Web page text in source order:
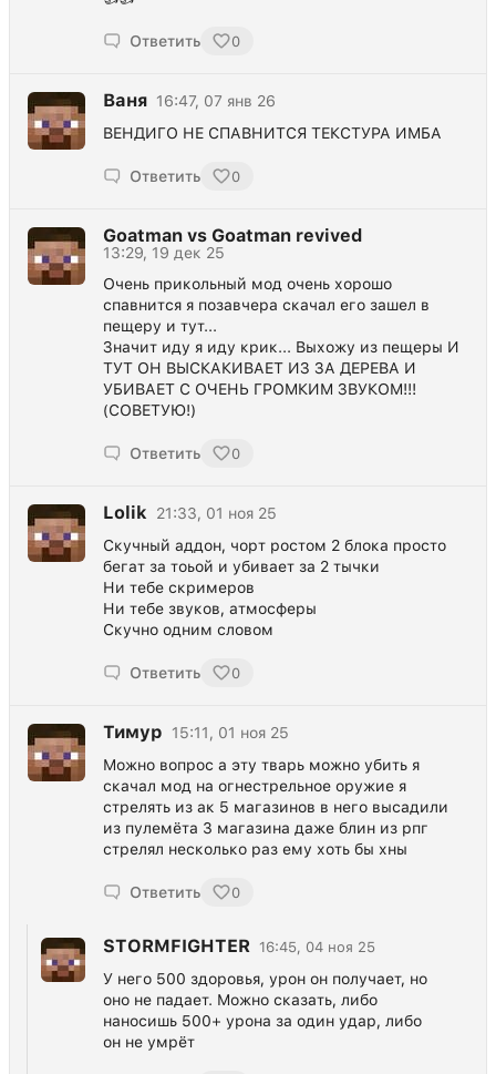
Ответить 0
Ваня 16:47, 07 янв 26
ВЕНДИГО НЕ СПАВНИТСЯ ТЕКСТУРА ИМБА
Ответить 0
Goatman vs Goatman revived
13:29, 19 дек 25
Очень прикольный мод очень хорошо
спавнится я позавчера скачал его зашел в
пещеру и тут...
Значит иду я иду крик... Выхожу из пещеры И
ТУТ ОН ВЫСКАКИВАЕТ ИЗ ЗА ДЕРЕВА И
УБИВАЕТ С ОЧЕНЬ ГРОМКИМ ЗВУКОМ!!!
(СОВЕТУЮ!)
Ответить 0
Lolik
21:33, 01 ноя 25
Скучный аддон, чорт ростом 2 блока просто
бегат за тоьой и убивает за 2 тычки
Ни тебе скримеров
Ни тебе звуков, атмосферы
Скучно одним словом
Ответить 0
Тимур
15:11, 01 ноя 25
Можно вопрос а эту тварь можно убить я
скачал мод на огнестрельное оружие я
стрелять из ак 5 магазинов в него высадили
из пулемёта 3 магазина даже блин из рпг
стрелял несколько раз ему хоть бы хны
Ответить 0
STORMFIGHTER 16:45, 04 ноя 25
У него 500 здоровья, урон он получает, но
оно не падает. Можно сказать, либо
наносишь 500+ урона за один удар, либо
он не умрёт